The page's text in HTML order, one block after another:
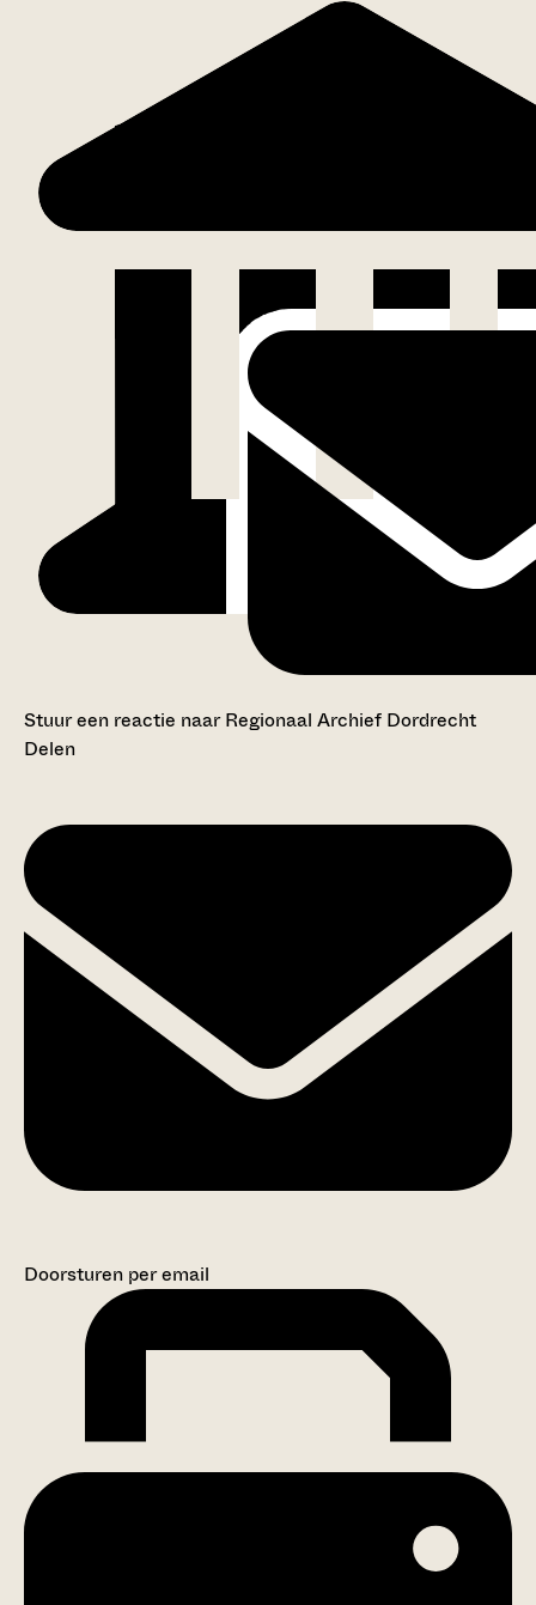
Stuur een reactie naar Regionaal Archief Dordrecht
Delen
Doorsturen per email